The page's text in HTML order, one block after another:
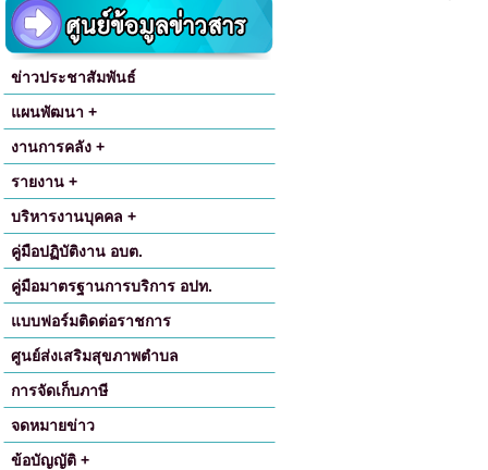
ข่าวประชาสัมพันธ์
แผนพัฒนา +
งานการคลัง +
รายงาน +
บริหารงานบุคคล +
คู่มือปฏิบัติงาน อบต.
คู่มือมาตรฐานการบริการ อปท.
แบบฟอร์มติดต่อราชการ
ศูนย์ส่งเสริมสุขภาพตำบล
การจัดเก็บภาษี
จดหมายข่าว
ข้อบัญญัติ +